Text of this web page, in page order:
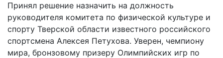
Принял решение назначить на должность
руководителя комитета по физической культуре и
спорту Тверской области известного российского
спортсмена Алексея Петухова. Уверен, чемпиону
мира, бронзовому призеру Олимпийских игр по